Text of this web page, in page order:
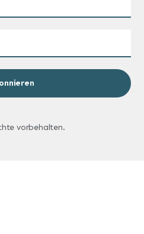
vorbehalten.